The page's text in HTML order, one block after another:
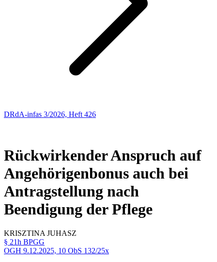
DRdA-infas 3/2026, Heft 426
Rückwirkender Anspruch auf
Angehörigenbonus auch bei
Antragstellung nach
Beendigung der Pflege
KRISZTINA JUHASZ
§ 21h BPGG
OGH 9.12.2025, 10 ObS 132/25x